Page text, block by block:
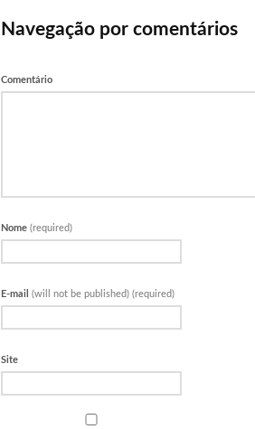
Navegação por comentários
Comentário
Nome (required)
E-mail (will not be published) (required)
Site